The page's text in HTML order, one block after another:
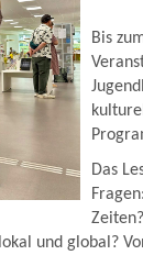
Bis
Das
und global?